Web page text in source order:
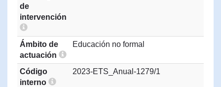
de
intervención
Ámbito de
actuación
Educación no formal
Código
interno
2023-ETS_Anual-1279/1